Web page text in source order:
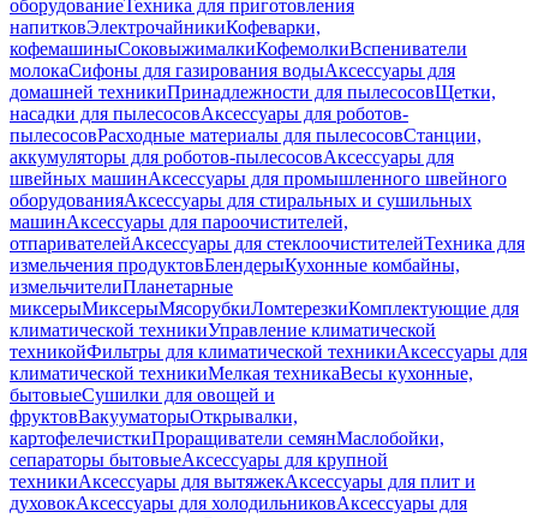
оборудованиеТехника для приготовления
напитковЭлектрочайникиКофеварки,
кофемашиныСоковыжималкиКофемолкиВспениватели
молокаСифоны для газирования водыАксессуары для
домашней техникиПринадлежности для пылесосовЩетки,
насадки для пылесосовАксессуары для роботов-
пылесосовРасходные материалы для пылесосовСтанции,
аккумуляторы для роботов-пылесосовАксессуары для
швейных машинАксессуары для промышленного швейного
оборудованияАксессуары для стиральных и сушильных
машинАксессуары для пароочистителей,
отпаривателейАксессуары для стеклоочистителейТехника для
измельчения продуктовБлендерыКухонные комбайны,
измельчителиПланетарные
миксерыМиксерыМясорубкиЛомтерезкиКомплектующие для
климатической техникиУправление климатической
техникойФильтры для климатической техникиАксессуары для
климатической техникиМелкая техникаВесы кухонные,
бытовыеСушилки для овощей и
фруктовВакууматорыОткрывалки,
картофелечисткиПроращиватели семянМаслобойки,
сепараторы бытовыеАксессуары для крупной
техникиАксессуары для вытяжекАксессуары для плит и
духовокАксессуары для холодильниковАксессуары для